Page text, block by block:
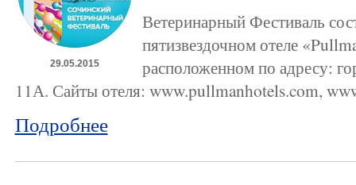
29.05.2015
Ветеринарный Фестиваль
пятизвездочном отеле
расположенном по адресу:
11А. Сайты отеля: www.pullmanhotels.com,
Подробнее